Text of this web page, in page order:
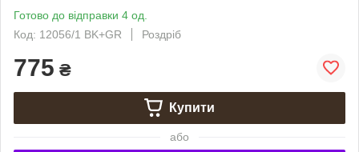
Готово до відправки 4 од.
Код: 12056/1 BK+GR
Роздріб
775 ₴
Купити
або